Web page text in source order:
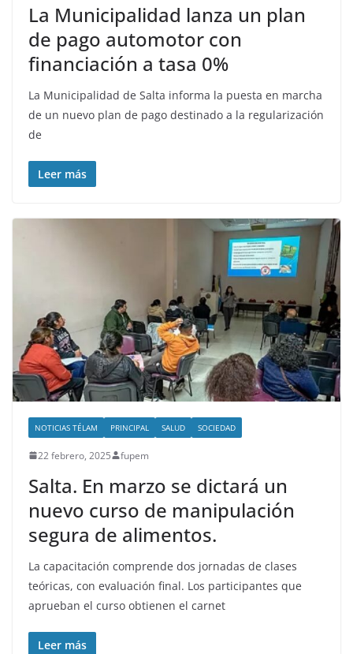
La Municipalidad lanza un plan
de pago automotor con
financiación a tasa 0%
La Municipalidad de Salta informa la puesta en marcha
de un nuevo plan de pago destinado a la regularización
de
Leer más
NOTICIAS TÉLAM PRINCIPAL SALUD SOCIEDAD
22 febrero, 2025 fupem
Salta. En marzo se dictará un
nuevo curso de manipulación
segura de alimentos.
La capacitación comprende dos jornadas de clases
teóricas, con evaluación final. Los participantes que
aprueban el curso obtienen el carnet
Leer más